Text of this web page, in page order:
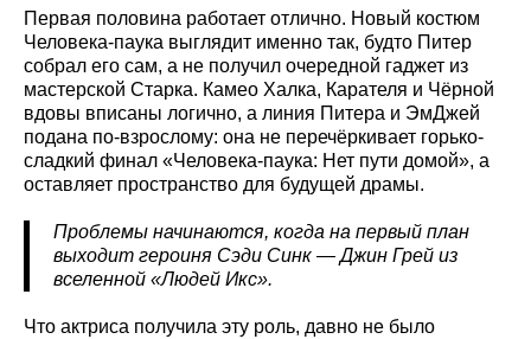
Первая половина работает отлично. Новый костюм
Человека-паука выглядит именно так, будто Питер
собрал его сам, а не получил очередной гаджет из
мастерской Старка. Камео Халка, Карателя и Чёрной
вдовы вписаны логично, а линия Питера и ЭмДжей
подана по-взрослому: она не перечёркивает горько-
сладкий финал «Человека-паука: Нет пути домой», а
оставляет пространство для будущей драмы.
Проблемы начинаются, когда на первый план
выходит героиня Сэди Синк — Джин Грей из
вселенной «Людей Икс».
Что актриса получила эту роль, давно не было